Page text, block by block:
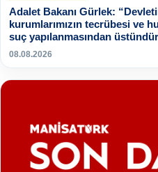
Adalet Bakanı Gürlek:
kurumlarımızın tecrübesi ve
suç yapılanmasından
08.08.2026